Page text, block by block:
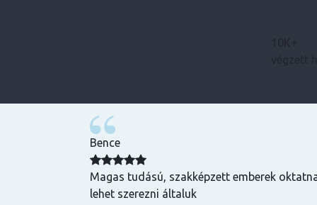
10K+
végzett
Bence
Magas tudású, szakképzett emberek
lehet szerezni általuk